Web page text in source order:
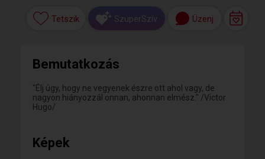
Tetszik SzuperSzív Üzenj
Bemutatkozás
"Élj úgy, hogy ne vegyenek észre ott ahol vagy, de
nagyon hiányozzál onnan, ahonnan elmész." /Victor
Hugo/
Képek